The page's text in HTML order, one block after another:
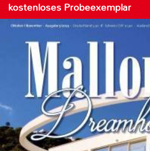
kostenloses Probeexemplar